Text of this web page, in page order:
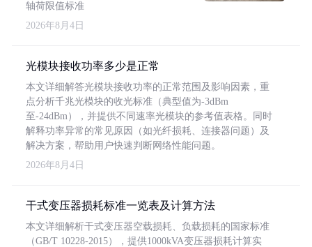
轴荷限值标准
2026年8月4日
光模块接收功率多少是正常
本文详细解答光模块接收功率的正常范围及影响因素，重
点分析千兆光模块的收光标准（典型值为-3dBm
至-24dBm），并提供不同速率光模块的参考值表格。同时
解释功率异常的常见原因（如光纤损耗、连接器问题）及
解决方案，帮助用户快速判断网络性能问题。
2026年8月4日
干式变压器损耗标准一览表及计算方法
本文详细解析干式变压器空载损耗、负载损耗的国家标准
（GB/T 10228-2015），提供1000kVA变压器损耗计算实